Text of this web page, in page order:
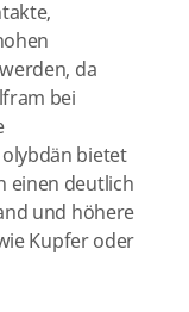
da
bei
bietet
einen deutlich
und höhere
Kupfer oder